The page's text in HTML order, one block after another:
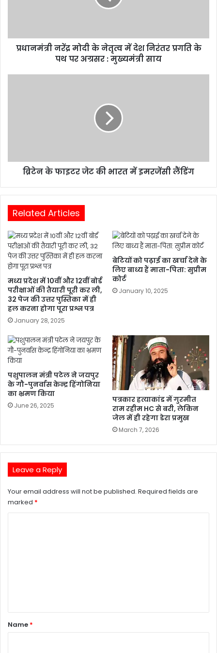
प्रधानमंत्री नरेंद्र मोदी के नेतृत्व में देश निरंतर प्रगति के
पथ पर अग्रसर : मुख्यमंत्री साय
ब्रिटेन के फाइटर जेट की भारत में इमरजेंसी लैंडिंग
Related Articles
मध्य प्रदेश में 10वीं और 12वीं बोर्ड
परीक्षाओं की तैयारी पूरी कर ली,
32 पेज की उत्तर पुस्तिका में ही
हल करना होगा पूरा प्रश्न पत्र
January 28, 2025
बेटियों को पढ़ाई का खर्चा देने के
लिए बाध्य हैं माता-पिता: सुप्रीम
कोर्ट
January 10, 2025
पशुपालन मंत्री पटेल ने जयपुर
के गौ-पुनर्वास केन्द्र हिंगोनिया
का भ्रमण किया
June 26, 2025
पत्रकार हत्याकांड में गुरमीत
राम रहीम HC से बरी, लेकिन
जेल में ही रहेगा डेरा प्रमुख
March 7, 2026
Leave a Reply
Your email address will not be published. Required fields are
marked *
*
Name *